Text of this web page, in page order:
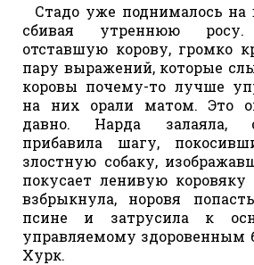
Стадо уже поднималось
сбивая утреннюю
отставшую корову, громко
пару выражений, которые
коровы почему-то лучше
на них орали матом. Это
давно. Нарда залаяла,
прибавила шагу,
злостную собаку,
покусает ленивую коровяку
взбрыкнула, норовя
псине и затрусила к
управляемому здоровенным
Хурк.